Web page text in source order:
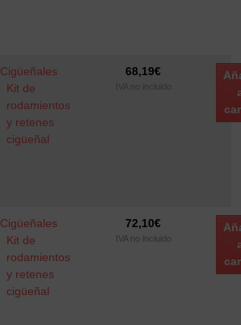
Cigüeñales
Kit de
rodamientos
y retenes
cigüeñal
68,19€
IVA no incluido
Cigüeñales
Kit de
rodamientos
y retenes
cigüeñal
72,10€
IVA no incluido